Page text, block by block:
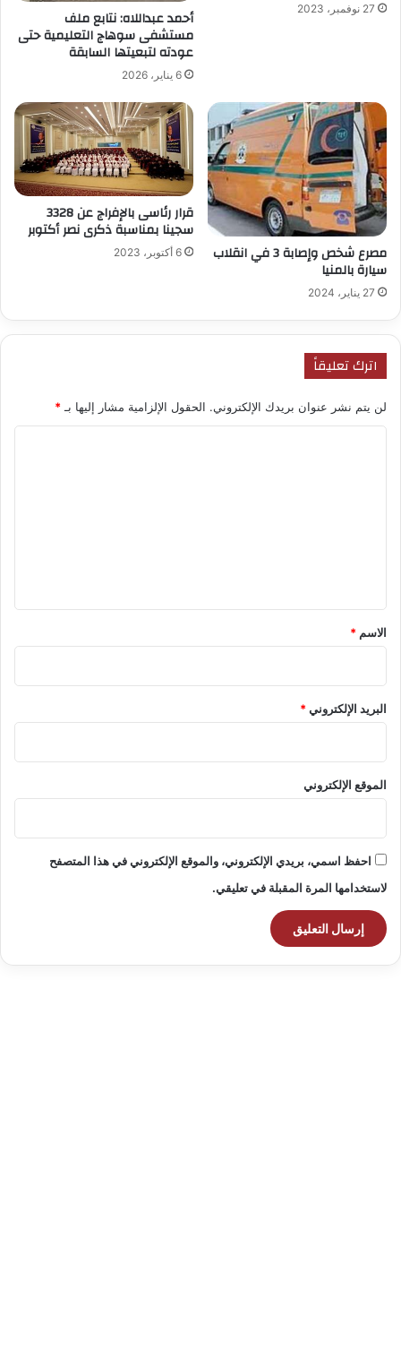
27 نوفمبر، 2023 أحمد عبداللاه: نتابع ملف
مستشفى سوهاج التعليمية حتى
عودته لتبعيتها السابقة
6 يناير، 2026
مصرع شخص وإصابة 3 في انقلاب
سيارة بالمنيا
27 يناير، 2024
قرار رئاسى بالإفراج عن 3328
سجينا بمناسبة ذكرى نصر أكتوبر
6 أكتوبر، 2023
اترك تعليقاً
لن يتم نشر عنوان بريدك الإلكتروني. الحقول الإلزامية مشار إليها بـ *
*
الاسم *
البريد الإلكتروني*
الموقع الإلكتروني
احفظ اسمي، بريدي الإلكتروني، والموقع الإلكتروني في هذا المتصفح
لاستخدامها المرة المقبلة في تعليقي.